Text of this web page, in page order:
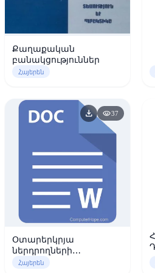
Քաղաքական
բանակցություններ
Հայերեն
download visibility37
Օտարերկրյա
ներդրողների
ներգրավման
Հայերեն